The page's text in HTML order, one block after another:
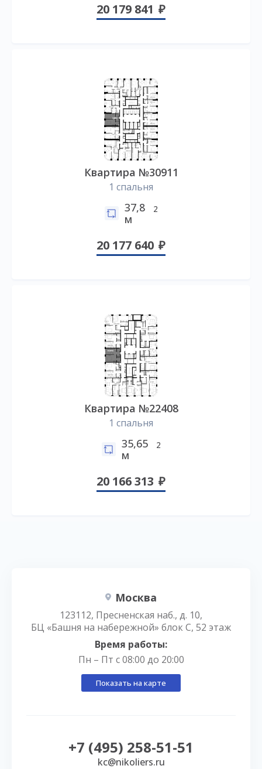
20 179 841
Квартира №30911
1 спальня
37,8
м
2
20 177 640
Квартира №22408
1 спальня
35,65
м
2
20 166 313
Москва
123112, Пресненская наб., д. 10,
БЦ «Башня на набережной» блок С, 52 этаж
Время работы:
Пн – Пт с 08:00 до 20:00
Показать на карте
+7 (495) 258-51-51
kc@nikoliers.ru